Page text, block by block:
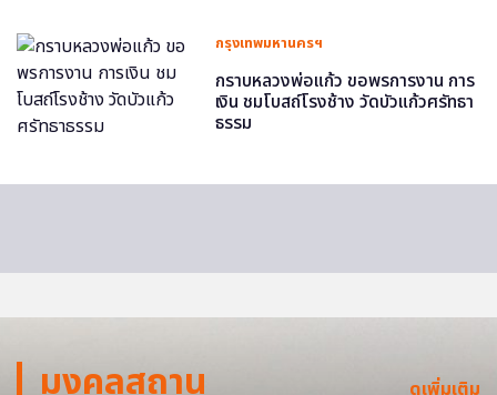
กรุงเทพมหานครฯ
กราบหลวงพ่อแก้ว ขอพรการงาน การ
เงิน ชมโบสถ์โรงช้าง วัดบัวแก้วศรัทธา
ธรรม
มงคลสถาน ดูเพิ่มเติม